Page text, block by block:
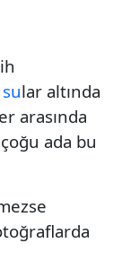
sular altında
arasında
ada bu